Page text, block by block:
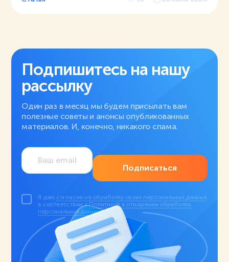
Подпишитесь на нашу
рассылку
Один раз в месяц мы будем присылать вам
полезные советы и анонсы опубликованных
материалов. И, конечно, никакого спама.
Подписаться
Я даю согласие на обработку своих персональных данных
в соответствии сПолитикой в отношении обработки
персональных данных.